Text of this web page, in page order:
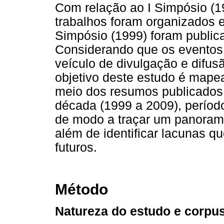
Com relação ao I Simpósio
trabalhos foram organizados
Simpósio (1999) foram
Considerando que os
veículo de divulgação e
objetivo deste estudo é
meio dos resumos
década (1999 a 2009),
de modo a traçar um
além de identificar lacunas
futuros.
Método
Natureza do estudo e